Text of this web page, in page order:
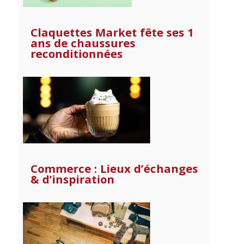
Claquettes Market fête ses 1
ans de chaussures
reconditionnées
Commerce : Lieux d’échanges
& d’inspiration